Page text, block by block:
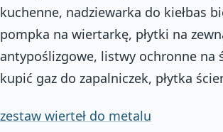
kuchenne, nadziewarka do kiełbas
pompka na wiertarkę, płytki na
antypoślizgowe, listwy ochronne na
kupić gaz do zapalniczek, płytka
zestaw wierteł do metalu